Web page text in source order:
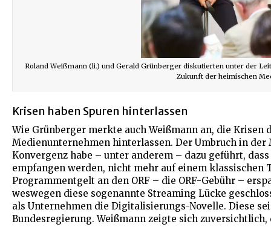
Roland Weißmann (li.) und Gerald Grünberger diskutierten unter der
Zukunft der heimischen
Krisen haben Spuren hinterlassen
Wie Grünberger merkte auch Weißmann an, die
Medienunternehmen hinterlassen. Der Umbruch in
Konvergenz habe – unter anderem – dazu geführt,
empfangen werden, nicht mehr auf einem klassischen
Programmentgelt an den ORF – die ORF-Gebühr –
weswegen diese sogenannte Streaming Lücke
als Unternehmen die Digitalisierungs-Novelle. Diese
Bundesregierung. Weißmann zeigte sich zuversichtlich,